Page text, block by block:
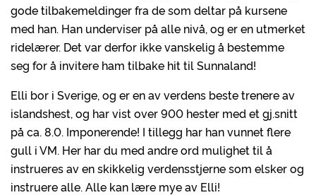
gode tilbakemeldinger fra de som deltar på kursene
med han. Han underviser på alle nivå, og er en utmerket
ridelærer. Det var derfor ikke vanskelig å bestemme
seg for å invitere ham tilbake hit til Sunnaland!
Elli bor i Sverige, og er en av verdens beste trenere av
islandshest, og har vist over 900 hester med et gj.snitt
på ca. 8.0. Imponerende! I tillegg har han vunnet flere
gull i VM. Her har du med andre ord mulighet til å
instrueres av en skikkelig verdensstjerne som elsker og
instruere alle. Alle kan lære mye av Elli!